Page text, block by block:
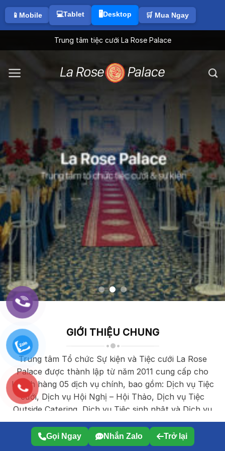
📱Mobile 💻Tablet 🖥️Desktop 🛒 Mua Ngay
Gọi Ngay Nhắn Zalo Trở lại